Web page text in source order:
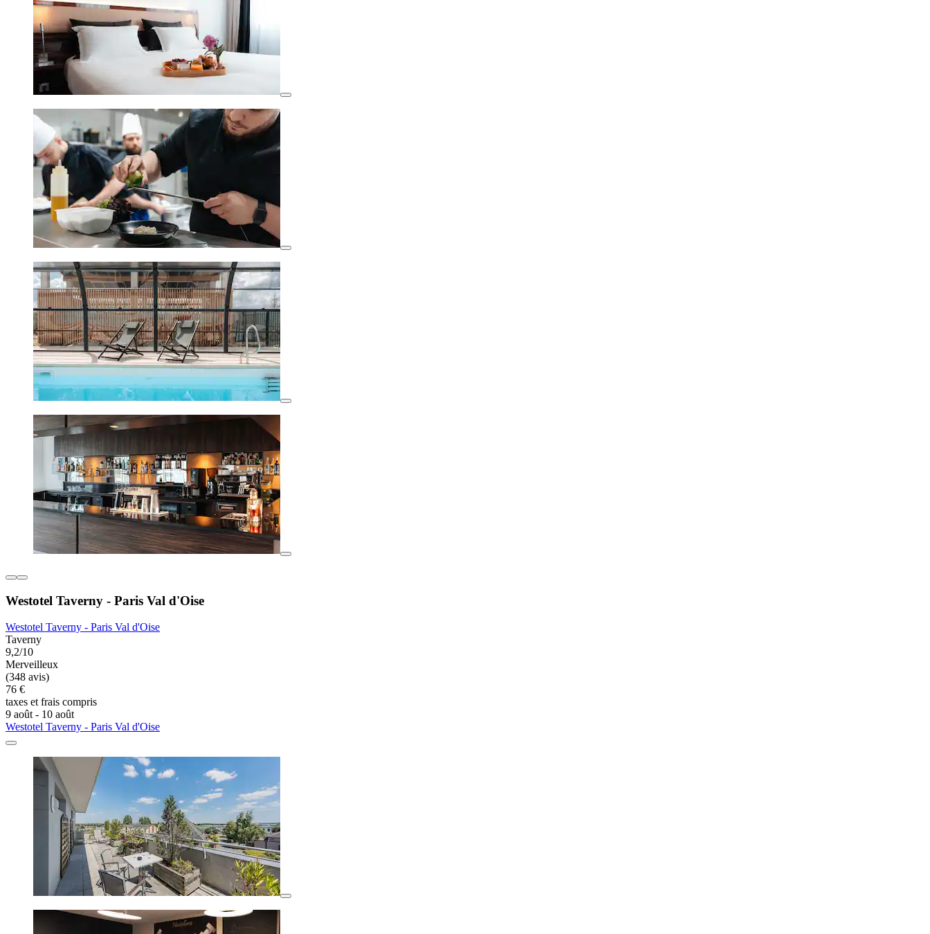
Westotel Taverny - Paris Val d'Oise
Westotel Taverny - Paris Val d'Oise
Taverny
9,2/10
Merveilleux
(348 avis)
76 €
taxes et frais compris
9 août - 10 août
Westotel Taverny - Paris Val d'Oise